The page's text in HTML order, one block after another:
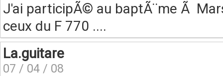
J'ai participÃ© au baptÃ¨me Ã
ceux du F 770 ....
La.guitare
07 / 04 / 08